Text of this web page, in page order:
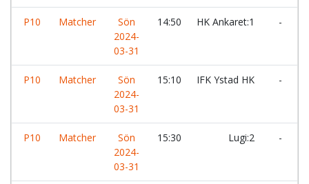
P10 Matcher
Sön
2024-
03-31
14:50 HK Ankaret:1 -
P10 Matcher
Sön
2024-
03-31
15:10 IFK Ystad HK -
P10 Matcher
Sön
2024-
03-31
15:30 Lugi:2 -